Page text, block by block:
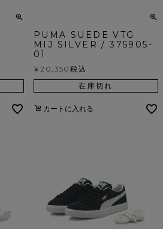
PUMA SUEDE VTG
MIJ SILVER / 375905-
01
¥ 20,350 税込
在庫切れ
カートに入れる